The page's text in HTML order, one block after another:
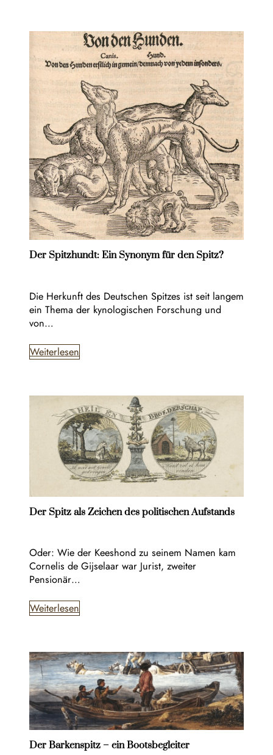
Der Spitzhundt: Ein Synonym für den Spitz?
Die Herkunft des Deutschen Spitzes ist seit langem
ein Thema der kynologischen Forschung und
von…
Weiterlesen
Der Spitz als Zeichen des politischen Aufstands
Oder: Wie der Keeshond zu seinem Namen kam
Cornelis de Gijselaar war Jurist, zweiter
Pensionär…
Weiterlesen
Der Barkenspitz – ein Bootsbegleiter